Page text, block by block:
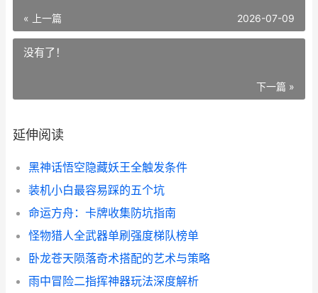
« 上一篇 2026-07-09
没有了！
下一篇 »
延伸阅读
黑神话悟空隐藏妖王全触发条件
装机小白最容易踩的五个坑
命运方舟：卡牌收集防坑指南
怪物猎人全武器单刷强度梯队榜单
卧龙苍天陨落奇术搭配的艺术与策略
雨中冒险二指挥神器玩法深度解析